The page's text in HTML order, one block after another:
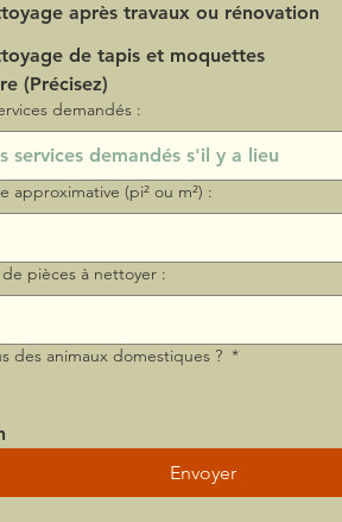
après travaux ou rénovation
de tapis et moquettes
(Précisez)
demandés :
approximative (pi² ou m²) :
pièces à nettoyer :
des animaux domestiques ? *
Envoyer